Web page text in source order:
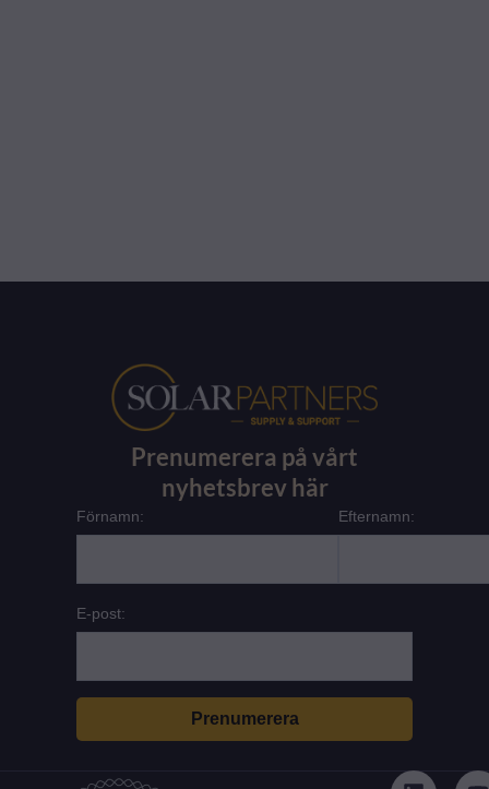
Prenumerera på vårt
nyhetsbrev här
Förnamn: Efternamn:
E-post: